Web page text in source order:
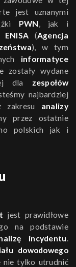
jest uznanymi
PWN, jak i
ENISA (Agencja
), w tym
informatyce
zostały wydane
dla zespołów
najbardziej
zakresu analizy
przez ostatnie
polskich jak i
jest prawidłowe
na podstawie
incydentu.
dowodowego
nie tylko utrudnić